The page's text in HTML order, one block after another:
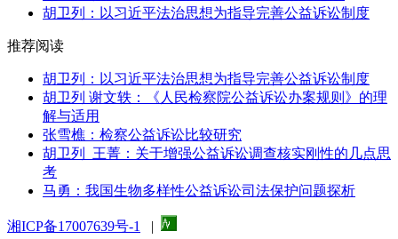
胡卫列：以习近平法治思想为指导完善公益诉讼制度
推荐阅读
胡卫列：以习近平法治思想为指导完善公益诉讼制度
胡卫列 谢文轶：《人民检察院公益诉讼办案规则》的理
解与适用
张雪樵：检察公益诉讼比较研究
胡卫列 王菁：关于增强公益诉讼调查核实刚性的几点思
考
马勇：我国生物多样性公益诉讼司法保护问题探析
湘ICP备17007639号-1 |